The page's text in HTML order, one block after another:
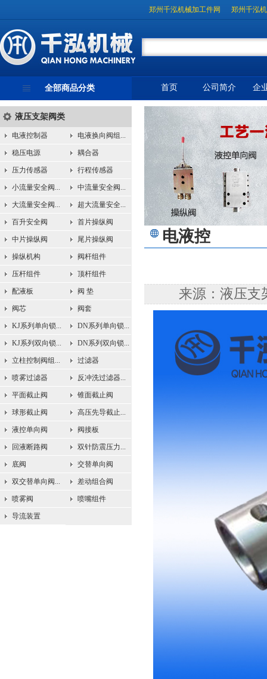
郑州千泓机械加工件网 郑州千泓
全部商品分类
液压支架阀类
电液控制器 电液换向阀组...
稳压电源 耦合器
压力传感器 行程传感器
小流量安全阀... 中流量安全阀...
大流量安全阀... 超大流量安全...
百升安全阀 首片操纵阀
中片操纵阀 尾片操纵阀
操纵机构 阀杆组件
压杆组件 顶杆组件
配液板 阀 垫
阀芯 阀套
KJ系列单向锁... DN系列单向锁...
KJ系列双向锁... DN系列双向锁...
立柱控制阀组... 过滤器
喷雾过滤器 反冲洗过滤器...
平面截止阀 锥面截止阀
球形截止阀 高压先导截止...
液控单向阀 阀接板
回液断路阀 双针防震压力...
底阀 交替单向阀
双交替单向阀... 差动组合阀
喷雾阀 喷嘴组件
导流装置
首页 公司简介 企
电液控
来源：液压支